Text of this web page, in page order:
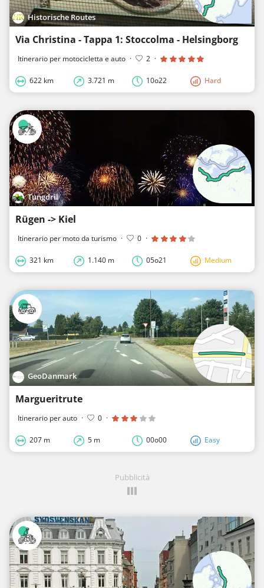
Historische Routes
Via Christina - Tappa 1: Stoccolma - Helsingborg
Itinerario per motocicletta e auto · 2 ·
622 km 3.721 m 10o22 Hard
Tungdril
Rügen -> Kiel
Itinerario per moto da turismo · 0 ·
321 km 1.140 m 05o21 Medium
GeoDanmark
Margueritrute
Itinerario per auto · 0 ·
207 m 5 m 00o00 Easy
Pubblicità